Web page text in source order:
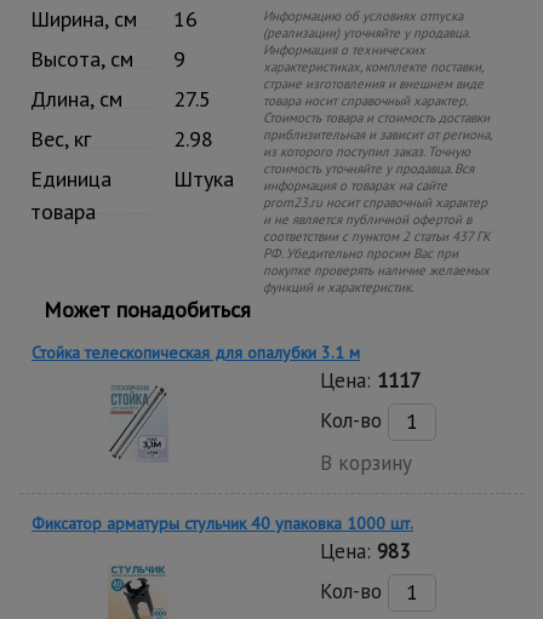
Ширина, см
16
Высота, см
9
Длина, см
27.5
Вес, кг
2.98
Единица
товара
Штука
Информацию об условиях отпуска
(реализации) уточняйте у продавца.
Информация о технических
характеристиках, комплекте поставки,
стране изготовления и внешнем виде
товара носит справочный характер.
Стоимость товара и стоимость доставки
приблизительная и зависит от региона,
из которого поступил заказ. Точную
стоимость уточняйте у продавца. Вся
информация о товарах на сайте
prom23.ru носит справочный характер
и не является публичной офертой в
соответствии с пунктом 2 статьи 437 ГК
РФ. Убедительно просим Вас при
покупке проверять наличие желаемых
функций и характеристик.
Может понадобиться
Стойка телескопическая для опалубки 3.1 м
Цена: 1117
Кол-во
В корзину
Фиксатор арматуры стульчик 40 упаковка 1000 шт.
Цена: 983
Кол-во